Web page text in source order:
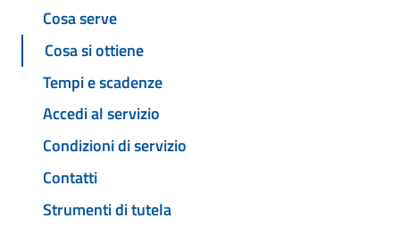
Cosa serve
Cosa si ottiene
Tempi e scadenze
Accedi al servizio
Condizioni di servizio
Contatti
Strumenti di tutela